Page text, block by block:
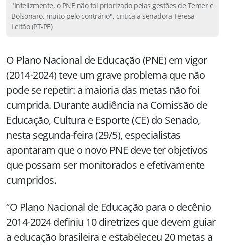
"Infelizmente, o PNE não foi priorizado pelas gestões de Temer e
Bolsonaro, muito pelo contrário", critica a senadora Teresa
Leitão (PT-PE)
O Plano Nacional de Educação (PNE) em vigor
(2014-2024) teve um grave problema que não
pode se repetir: a maioria das metas não foi
cumprida. Durante audiência na Comissão de
Educação, Cultura e Esporte (CE) do Senado,
nesta segunda-feira (29/5), especialistas
apontaram que o novo PNE deve ter objetivos
que possam ser monitorados e efetivamente
cumpridos.
“O Plano Nacional de Educação para o decênio
2014-2024 definiu 10 diretrizes que devem guiar
a educação brasileira e estabeleceu 20 metas a